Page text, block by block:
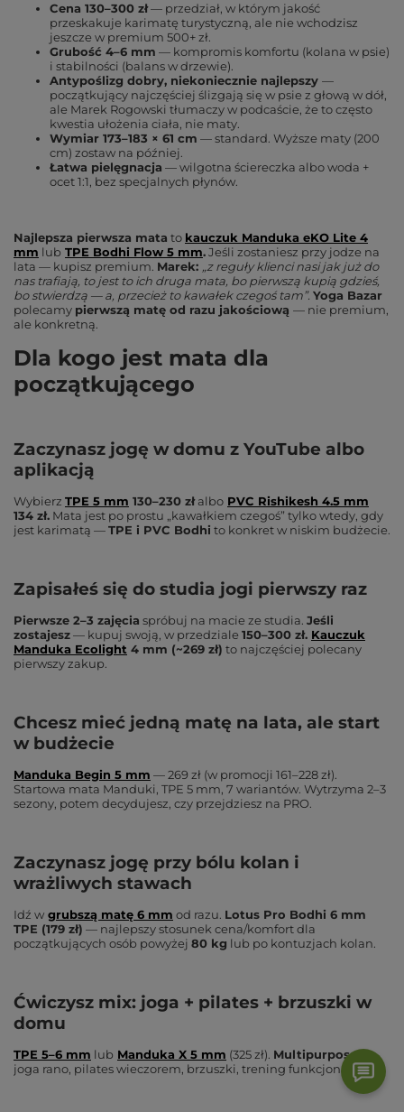
Cena 130–300 zł— przedział, w którym jakość
przeskakuje karimatę turystyczną, ale nie wchodzisz
jeszcze w premium 500+ zł.
Grubość 4–6 mm — kompromis komfortu (kolana w psie)
i stabilności (balans w drzewie).
Antypoślizg dobry, niekoniecznie najlepszy —
początkujący najczęściej ślizgają się w psie z głową w dół,
ale Marek Rogowski tłumaczy w podcaście, że to często
kwestia ułożenia ciała, nie maty.
Wymiar 173–183 × 61 cm — standard. Wyższe maty (200
cm) zostaw na później.
Łatwa pielęgnacja — wilgotna ściereczka albo woda +
ocet 1:1, bez specjalnych płynów.
Najlepsza pierwsza mata to kauczuk Manduka eKO Lite 4
mm lub TPE Bodhi Flow 5 mm.Jeśli zostaniesz przy jodze na
lata — kupisz premium. Marek:
„z reguły klienci nasi jak już do
nas trafiają, to jest to ich druga mata, bo pierwszą kupią gdzieś,
bo stwierdzą — a, przecież to kawałek czegoś tam”. Yoga Bazar
polecamy pierwszą matę od razu jakościową — nie premium,
ale konkretną.
Dla kogo jest mata dla
początkującego
Zaczynasz jogę w domu z YouTube albo
aplikacją
Wybierz TPE 5 mm 130–230 złalbo PVC Rishikesh 4.5 mm
134 zł. Mata jest po prostu „kawałkiem czegoś” tylko wtedy, gdy
jest karimatą —TPE i PVC Bodhi to konkret w niskim budżecie.
Zapisałeś się do studia jogi pierwszy raz
Pierwsze 2–3 zajęcia spróbuj na macie ze studia. Jeśli
zostajesz— kupuj swoją, w przedziale 150–300 zł. Kauczuk
Manduka Ecolight 4 mm (~269 zł) to najczęściej polecany
pierwszy zakup.
Chcesz mieć jedną matę na lata, ale start
w budżecie
Manduka Begin 5 mm — 269 zł (w promocji 161–228 zł).
Startowa mata Manduki, TPE 5 mm, 7 wariantów. Wytrzyma 2–3
sezony, potem decydujesz, czy przejdziesz na PRO.
Zaczynasz jogę przy bólu kolan i
wrażliwych stawach
Idź w grubszą matę 6 mm od razu. Lotus Pro Bodhi 6 mm
TPE (179 zł) — najlepszy stosunek cena/komfort dla
początkujących osób powyżej 80 kg lub po kontuzjach kolan.
Ćwiczysz mix: joga + pilates + brzuszki w
domu
TPE 5–6 mm lub Manduka X 5 mm (325 zł). Multipurpose—
joga rano, pilates wieczorem, brzuszki, trening funkcjonalny.